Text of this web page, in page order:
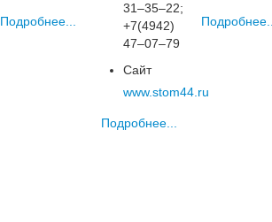
Подробнее...
31‒35‒22;
+7(4942)
47‒07‒79
Сайт
www.stom44.ru
Подробнее...
Подробнее...